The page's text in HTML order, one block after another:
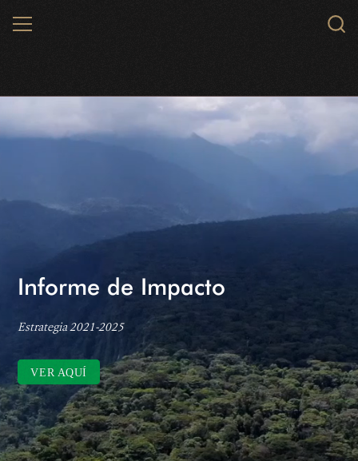
MENU
Informe de Impacto
Estrategia 2021-2025
VER AQUÍ